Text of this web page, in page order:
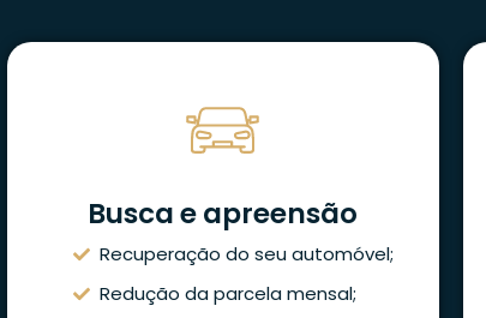
Busca e apreensão
Recuperação do seu automóvel;
Redução da parcela mensal;